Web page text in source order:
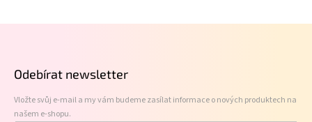
Odebírat newsletter
Vložte svůj e-mail a my vám budeme zasílat informace o nových produktech na
našem e-shopu.